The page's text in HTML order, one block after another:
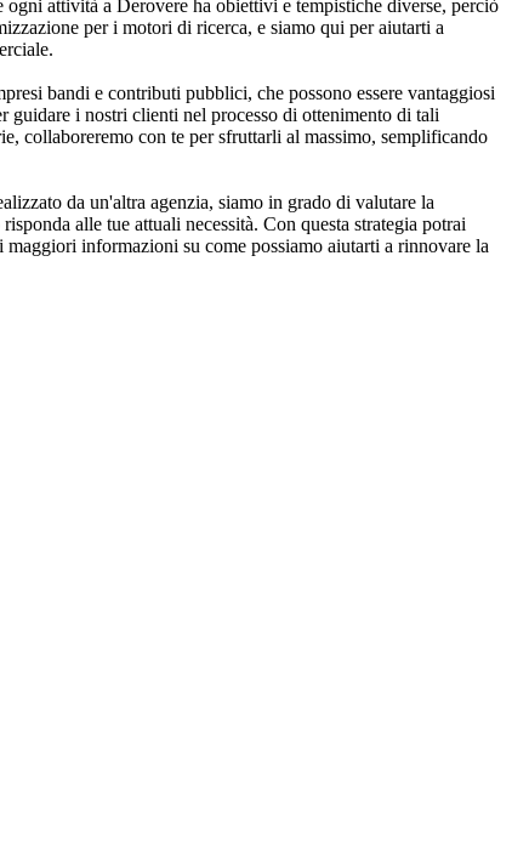
attività a Derovere ha obiettivi e tempistiche diverse, perciò
per i motori di ricerca, e siamo qui per aiutarti a
bandi e contributi pubblici, che possono essere vantaggiosi
i nostri clienti nel processo di ottenimento di tali
collaboreremo con te per sfruttarli al massimo, semplificando
da un'altra agenzia, siamo in grado di valutare la
alle tue attuali necessità. Con questa strategia potrai
informazioni su come possiamo aiutarti a rinnovare la